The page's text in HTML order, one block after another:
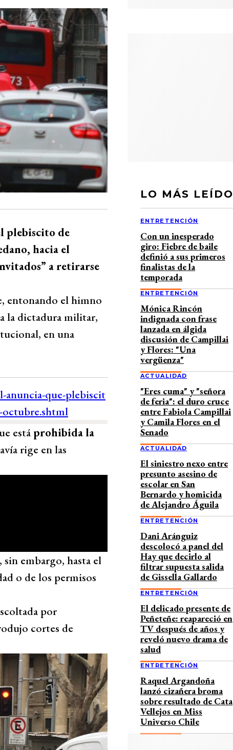
plebiscito de
hacia el
a retirarse
entonando el himno
la dictadura militar,
en una
estáprohibida la
rige en las
, sin embargo, hasta el
o de los permisos
por
cortes de
LO MÁS LEÍDO
ENTRETENCIÓN
Con un inesperado
giro: Fiebre de baile
definió a sus primeros
finalistas de la
temporada
ENTRETENCIÓN
Mónica Rincón
indignada con frase
lanzada en álgida
discusión de Campillai
y Flores: "Una
vergüenza"
ACTUALIDAD
"Eres cuma" y "señora
de feria": el duro cruce
entre Fabiola Campillai
y Camila Flores en el
Senado
ACTUALIDAD
El siniestro nexo entre
presunto asesino de
escolar en San
Bernardo y homicida
de Alejandro Águila
ENTRETENCIÓN
Dani Aránguiz
descolocó a panel del
Hay que decirlo al
filtrar supuesta salida
de Gissella Gallardo
ENTRETENCIÓN
El delicado presente de
Peñeteñe: reapareció en
TV después de años y
reveló nuevo drama de
salud
ENTRETENCIÓN
Raquel Argandoña
lanzó cizañera broma
sobre resultado de Cata
Vellejos en Miss
Universo Chile